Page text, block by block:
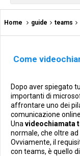
Home guide teams
Come
Dopo aver spiegato
importanti di
affrontare uno dei
comunicazione
Una videochiamata
normale, che oltre ad
Ovviamente, il
con teams, è quello